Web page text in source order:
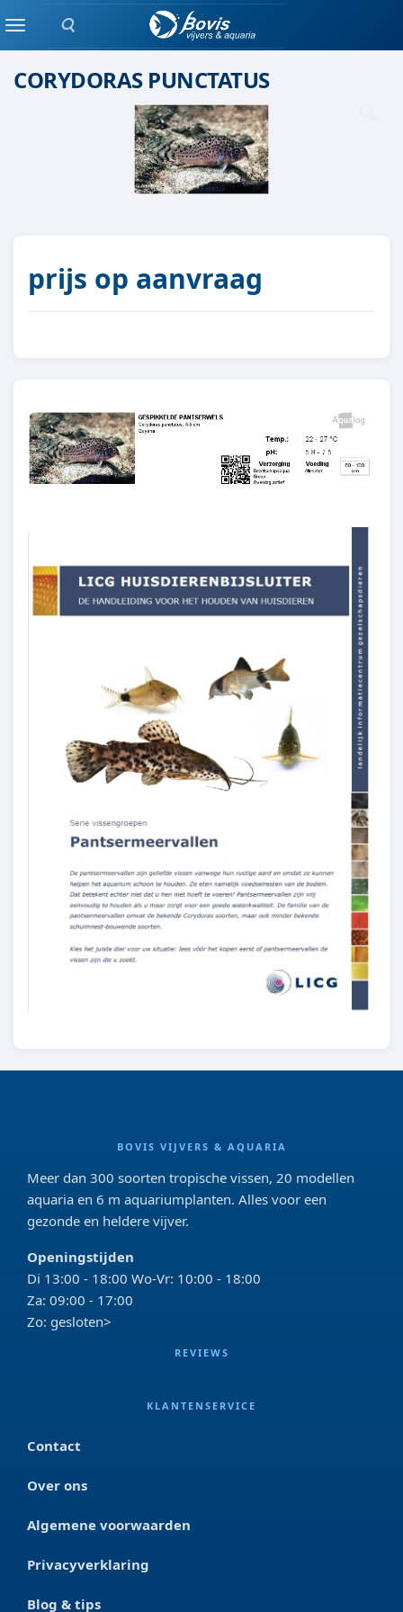
Zoeken
MenuGroepen vis
CORYDORAS PUNCTATUS
prijs op aanvraag
BOVIS VIJVERS & AQUARIA
Meer dan 300 soorten tropische vissen, 20 modellen
aquaria en 6 m aquariumplanten. Alles voor een
gezonde en heldere vijver.
Openingstijden
Di 13:00 - 18:00 Wo-Vr: 10:00 - 18:00
Za: 09:00 - 17:00
Zo: gesloten>
REVIEWS
KLANTENSERVICE
Contact
Over ons
Algemene voorwaarden
Privacyverklaring
Blog & tips